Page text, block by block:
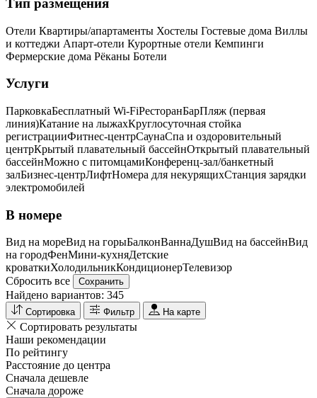
Тип размещения
Отели Квартиры/апартаменты Хостелы Гостевые дома Виллы
и коттеджи Апарт-отели Курортные отели Кемпинги
Фермерские дома Рёканы Ботели
Услуги
ПарковкаБесплатный Wi-FiРесторанБарПляж (первая
линия)Катание на лыжахКруглосуточная стойка
регистрацииФитнес-центрСаунаСпа и оздоровительный
центрКрытый плавательный бассейнОткрытый плавательный
бассейнМожно с питомцамиКонференц-зал/банкетный
залБизнес-центрЛифтНомера для некурящихCтанция зарядки
электромобилей
В номере
Вид на мореВид на горыБалконВаннаДушВид на бассейнВид
на городФенМини-кухняДетские
кроваткиХолодильникКондиционерТелевизор
Сбросить все
Сохранить
Найдено вариантов: 345
Сортировка Фильтр На карте
Сортировать результаты
Наши рекомендации
По рейтингу
Расстояние до центра
Сначала дешевле
Сначала дороже